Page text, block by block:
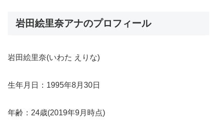
岩田絵里奈アナのプロフィール
岩田絵里奈(いわた えりな)
生年月日：1995年8月30日
年齢：24歳(2019年9月時点)